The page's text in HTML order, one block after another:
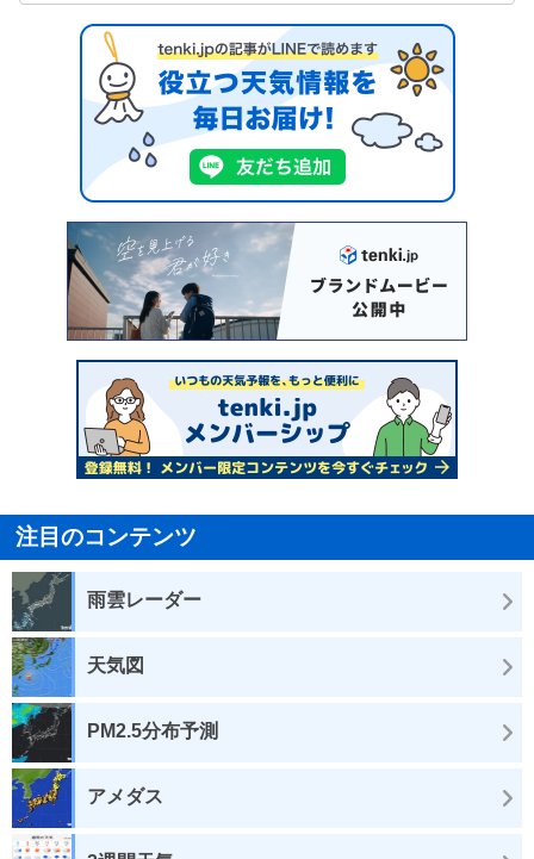
注目のコンテンツ
雨雲レーダー
天気図
PM2.5分布予測
アメダス